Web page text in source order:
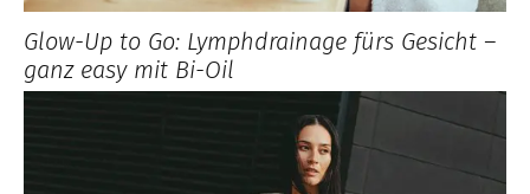
Glow-Up to Go: Lymphdrainage fürs Gesicht –
ganz easy mit Bi-Oil